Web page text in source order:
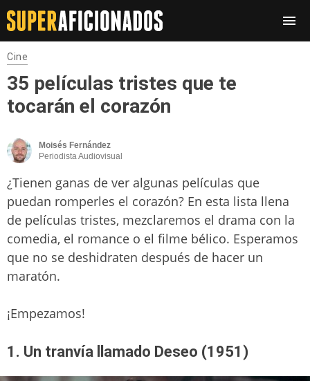
Cine
35 películas tristes que te
tocarán el corazón
Moisés Fernández
Periodista Audiovisual
¿Tienen ganas de ver algunas películas que
puedan romperles el corazón? En esta lista llena
de películas tristes, mezclaremos el drama con la
comedia, el romance o el filme bélico. Esperamos
que no se deshidraten después de hacer un
maratón.
¡Empezamos!
1. Un tranvía llamado Deseo (1951)